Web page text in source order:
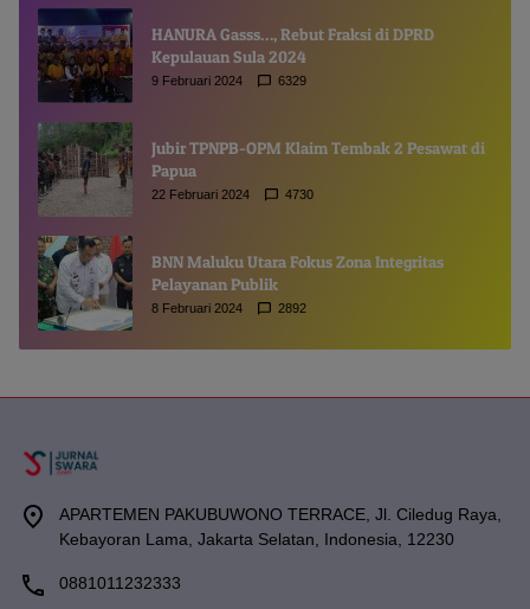
HANURA Gasss…, Rebut Fraksi di DPRD
Kepulauan Sula 2024
9 Februari 2024 6329
Jubir TPNPB-OPM Klaim Tembak 2 Pesawat di
Papua
22 Februari 2024 4730
BNN Maluku Utara Fokus Zona Integritas
Pelayanan Publik
8 Februari 2024 2892
APARTEMEN PAKUBUWONO TERRACE, Jl. Ciledug Raya,
Kebayoran Lama, Jakarta Selatan, Indonesia, 12230
0881011232333